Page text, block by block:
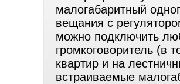
малогабаритный
вещания с
можно подключить
громкоговоритель (в
квартир и на
встраиваемые